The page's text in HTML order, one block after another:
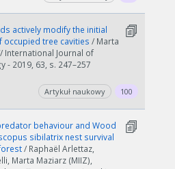
actively modify the initial
occupied tree cavities / Marta
International Journal of
- 2019, 63, s. 247–257
Artykuł naukowy 100
behaviour and Wood
sibilatrix nest survival
/ Raphaёl Arlettaz,
Marta Maziarz (MIIZ),